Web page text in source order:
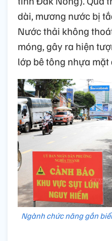
dài, mương nước bị
Nước thải không
móng, gây ra hiện
lớp bê tông nhựa mặt
Ngành chức năng gắn